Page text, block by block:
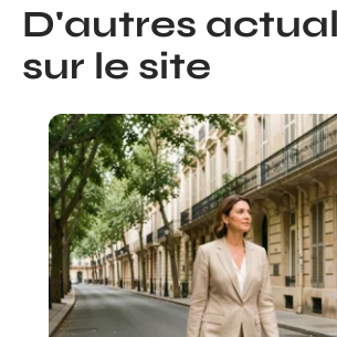
D'autres
sur le site